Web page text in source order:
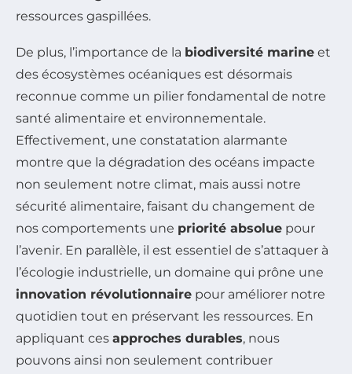
ressources gaspillées.
De plus, l’importance de la biodiversité marine et
des écosystèmes océaniques est désormais
reconnue comme un pilier fondamental de notre
santé alimentaire et environnementale.
Effectivement, une constatation alarmante
montre que la dégradation des océans impacte
non seulement notre climat, mais aussi notre
sécurité alimentaire, faisant du changement de
nos comportements une priorité absolue pour
l’avenir. En parallèle, il est essentiel de s’attaquer à
l’écologie industrielle, un domaine qui prône une
innovation révolutionnaire pour améliorer notre
quotidien tout en préservant les ressources. En
appliquant ces approches durables, nous
pouvons ainsi non seulement contribuer